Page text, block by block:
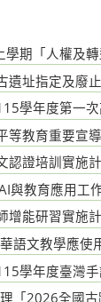
等教育重要宣
語文教學應使